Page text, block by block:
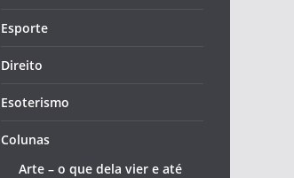
Esporte
Direito
Esoterismo
Colunas
Arte – o que dela vier e até